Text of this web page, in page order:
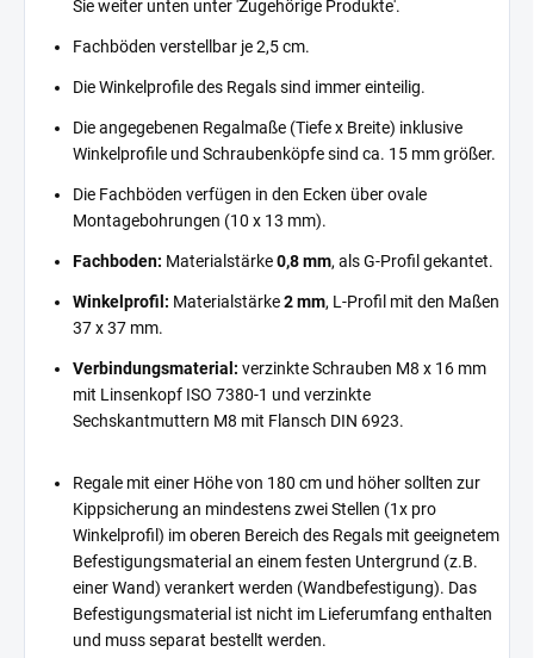
Sie weiter unten unter 'Zugehörige Produkte'.
Fachböden verstellbar je 2,5 cm.
Die Winkelprofile des Regals sind immer einteilig.
Die angegebenen Regalmaße (Tiefe x Breite) inklusive
Winkelprofile und Schraubenköpfe sind ca. 15 mm größer.
Die Fachböden verfügen in den Ecken über ovale
Montagebohrungen (10 x 13 mm).
Fachboden: Materialstärke0,8 mm, als G-Profil gekantet.
Winkelprofil: Materialstärke2 mm, L-Profil mit den Maßen
37 x 37 mm.
Verbindungsmaterial: verzinkte Schrauben M8 x 16 mm
mit Linsenkopf ISO 7380-1 und verzinkte
Sechskantmuttern M8 mit Flansch DIN 6923.
Regale mit einer Höhe von 180 cm und höher sollten zur
Kippsicherung an mindestens zwei Stellen (1x pro
Winkelprofil) im oberen Bereich des Regals mit geeignetem
Befestigungsmaterial an einem festen Untergrund (z.B.
einer Wand) verankert werden (Wandbefestigung). Das
Befestigungsmaterial ist nicht im Lieferumfang enthalten
und muss separat bestellt werden.